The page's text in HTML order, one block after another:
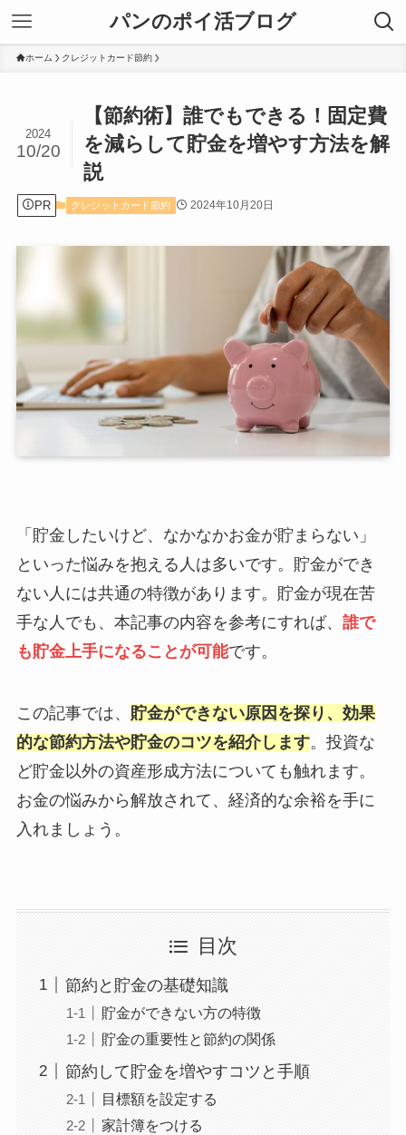
パンのポイ活ブログ
ホーム クレジットカード節約
【節約術】誰でもできる！固定費
を減らして貯金を増やす方法を解
説
2024
10/20
PR クレジットカード節約 2024年10月20日
「貯金したいけど、なかなかお金が貯まらない」
といった悩みを抱える人は多いです。貯金ができ
ない人には共通の特徴があります。貯金が現在苦
手な人でも、本記事の内容を参考にすれば、 誰で
も貯金上手になることが可能です。
この記事では、 貯金ができない原因を探り、効果
的な節約方法や貯金のコツを紹介します。投資な
ど貯金以外の資産形成方法についても触れます。
お金の悩みから解放されて、経済的な余裕を手に
入れましょう。
目次
節約と貯金の基礎知識
貯金ができない方の特徴
貯金の重要性と節約の関係
節約して貯金を増やすコツと手順
目標額を設定する
家計簿をつける